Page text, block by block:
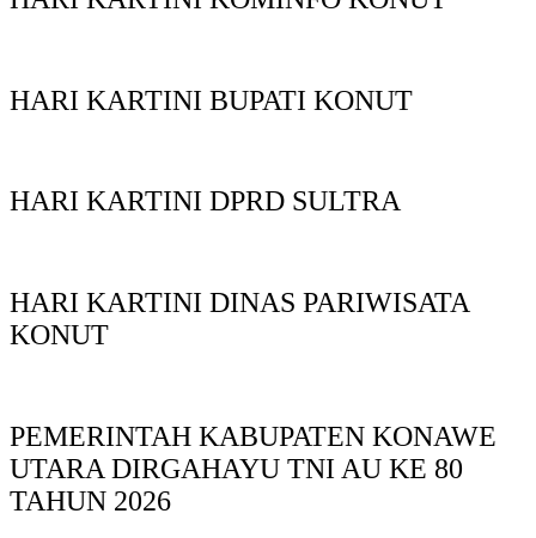
HARI KARTINI BUPATI KONUT
HARI KARTINI DPRD SULTRA
HARI KARTINI DINAS PARIWISATA
KONUT
PEMERINTAH KABUPATEN KONAWE
UTARA DIRGAHAYU TNI AU KE 80
TAHUN 2026